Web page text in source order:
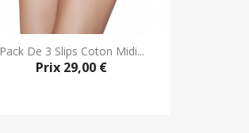
Pack De 3 Slips Coton Midi...
Prix 29,00 €